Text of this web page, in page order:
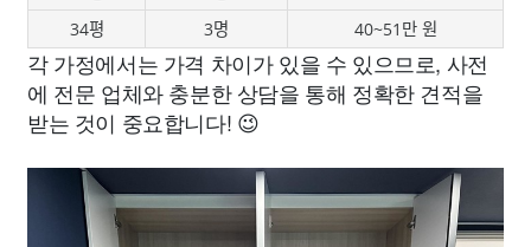
34평
3명 40~51만 원
각 가정에서는 가격 차이가 있을 수 있으므로, 사전
에 전문 업체와 충분한 상담을 통해 정확한 견적을
받는 것이 중요합니다! 😉